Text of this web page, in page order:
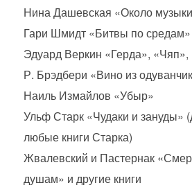
Нина Дашевская «Около
Гари Шмидт «Битвы по средам»
Эдуард Веркин «Герда», «Чяп»,
Р. Брэдбери «Вино из
Наиль Измайлов «Убыр»
Ульф Старк «Чудаки и зануды»
любые книги Старка)
Жвалевский и Пастернак
душам» и другие книги